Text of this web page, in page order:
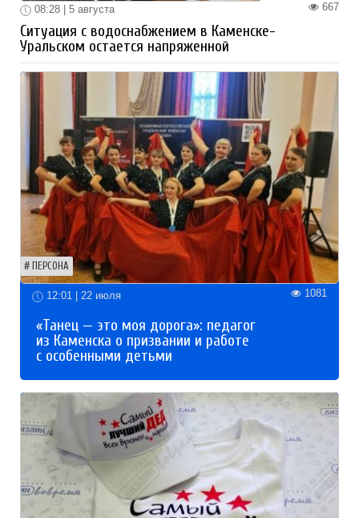
667
08:28 | 5 августа
Ситуация с водоснабжением в Каменске-
Уральском остается напряженной
ПЕРСОНА
12:01 | 22 июля 1081
«Танец — это моя дорога»: педагог
из Каменска о призвании и работе
с особенными детьми